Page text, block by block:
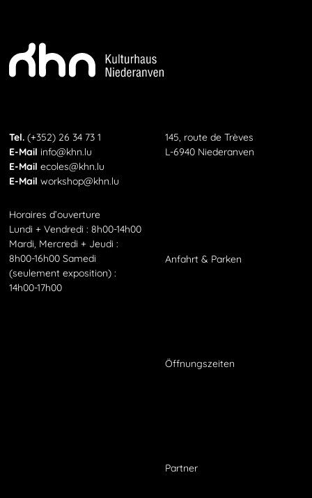
Telefon
Tel.(+352) 26 34 73 1
E-Mail
E-Mail info@khn.lu
E-Mail
E-Mailecoles@khn.lu
E-Mail
E-Mailworkshop@khn.lu
145, route de Trèves
L-6940 Niederanven
Horaires d’ouverture
Lundi + Vendredi : 8h00-14h00
Mardi, Mercredi + Jeudi :
8h00-16h00 Samedi
(seulement exposition) :
14h00-17h00
Anfahrt& Parken
Öffnungszeiten
Partner